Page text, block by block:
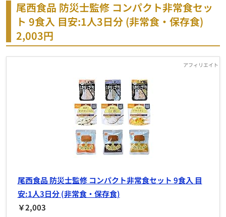
尾西食品 防災士監修 コンパクト非常食セッ
ト 9食入 目安:1人3日分 (非常食・保存食)
2,003円
尾西食品 防災士監修 コンパクト非常食セット 9食入 目
安:1人3日分 (非常食・保存食)
￥2,003